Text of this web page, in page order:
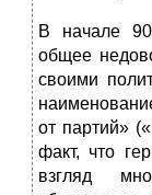
В начале
общее
своими
от партий»
факт, что
взгляд